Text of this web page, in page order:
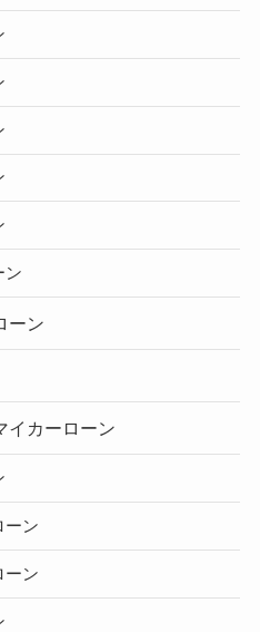
ン
ーン
イカーローン
ーン
ーン